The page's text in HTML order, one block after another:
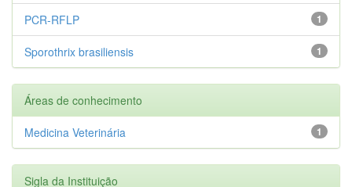
1
PCR-RFLP
1
Sporothrix brasiliensis
Áreas de conhecimento
1
Medicina Veterinária
Sigla da Instituição